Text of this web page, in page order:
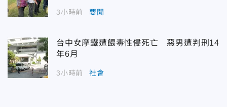
3小時前 要聞
台中女摩鐵遭餵毒性侵死亡 惡男遭判刑14
年6月
3小時前 社會